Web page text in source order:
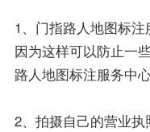
1、门指路人地图标注
因为这样可以防止一
路人地图标注服务中
2、拍摄自己的营业